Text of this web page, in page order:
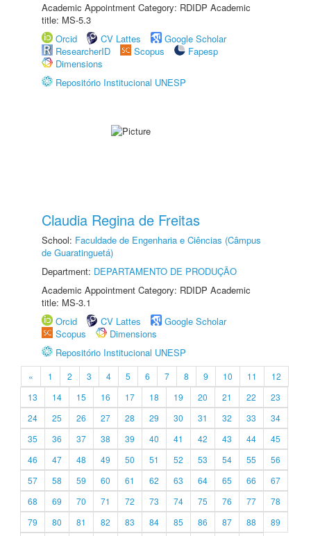
Academic Appointment Category: RDIDP Academic
title: MS-5.3
Orcid
CV Lattes
Google Scholar
ResearcherID
Scopus
Fapesp
Dimensions
Repositório Institucional UNESP
Claudia Regina de Freitas
School: Faculdade de Engenharia e Ciências (Câmpus
de Guaratinguetá)
Department: DEPARTAMENTO DE PRODUÇÃO
Academic Appointment Category: RDIDP Academic
title: MS-3.1
Orcid
CV Lattes
Google Scholar
Scopus
Dimensions
Repositório Institucional UNESP
« 1 2 3 4 5 6 7 8 9 10 11
12
13
14 15 16 17 18 19 20 21 22
23
24
25 26 27 28 29 30 31 32 33
34
35
36 37 38 39 40 41 42 43 44
45
46
47 48 49 50 51 52 53 54 55
56
57
58 59 60 61 62 63 64 65 66
67
68
69 70 71 72 73 74 75 76 77
78
79
80 81 82 83 84 85 86 87 88
89